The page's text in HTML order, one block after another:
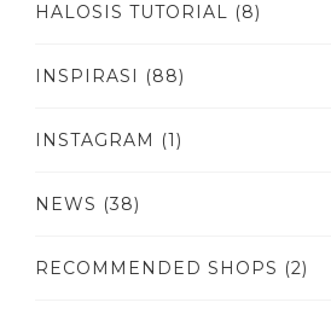
HALOSIS TUTORIAL (8)
INSPIRASI (88)
INSTAGRAM (1)
NEWS (38)
RECOMMENDED SHOPS (2)